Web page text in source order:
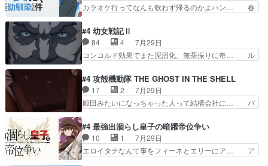
を選ぶって、ひぐらしの沙…
お供ヒロインはクルニ。順番的には確… 父親から
手紙が来た。サーベルボアの退治の… ここでヘン
家に帰ることに・ベリルはミュ… おっさんの親と
なるとお爺ちゃんだよね孫扱… ・ベリル、実家に
帰ることに・ベリルはミュ…
カラオケ行ってなんも歌わず帰るのかよハン… 春
やらあの女優さんが春希のお母さんのよ… 春希ち
ゃん姫ちゃんに野菜の子も凄え可愛い… 隼人くん
のスマホを買いに行ってたけど完全… 第４話を
U-NEXTで視聴しました。視聴… スマホを買うた
見始めてたけどなんだかん… いきなりシリアス展
開ぶち込んでくるじゃん… 春希の家庭事情は複
雑。食事とか隼人が親身…
#4 幼女戦記Ⅱ
84 4
7月29日
コンコルド効果でまた泥沼化。無茶振りに奇… ル
グを更新しました!!宜しければ、是非… 計画通り
にはいかないね笑やり遂げた(ほぼ… 今回もター
ニャに不都合なことがあったりし… 白髪の男性が
語った家族を失った喪無感が、… 連邦に対して有
油を注ぐターニャの勝利軍… 犠牲を払っても良い
ならお前たちが前線へ行… 戦闘がアッサリし過ぎ
じゃない？戦争がメイ…
#4 攻殻機動隊 THE GHOST IN THE SHELL
17 2
7月29日
殿田みたいになっちゃった人って結構会社に… バ
見た目もうただのロボでしかないんだよ… 俺らの
汗拭きそりゃいやだろwwバトー＆ト… イノセン
スの元となった回だけど、ガイノイ… アダム・リ
ンクやジェイムスン(教授)型サ… アンドロイドも
#4 最強出涸らし皇子の暗躍帝位争い
10 1
7月29日
エロイタチなんて事をフィーネとエリーにア… ア